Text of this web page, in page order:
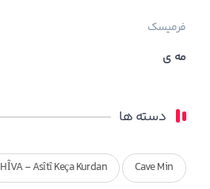
فرمیسک
مه ی
دسته ها
Cave Min
HÎVA - Asîtî Keça Kurdan